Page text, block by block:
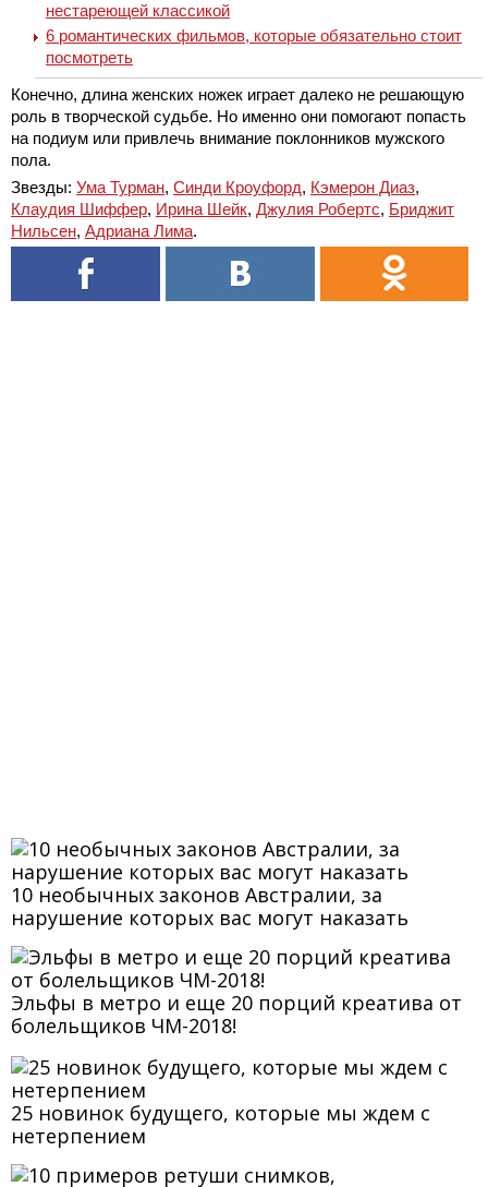
нестареющей классикой
6 романтических фильмов, которые обязательно стоит
посмотреть
Конечно, длина женских ножек играет далеко не решающую
роль в творческой судьбе. Но именно они помогают попасть
на подиум или привлечь внимание поклонников мужского
пола.
Звезды: Ума Турман, Синди Кроуфорд, Кэмерон Диаз,
Клаудия Шиффер, Ирина Шейк, Джулия Робертс, Бриджит
Нильсен, Адриана Лима.
10 необычных законов Австралии, за
нарушение которых вас могут наказать
Эльфы в метро и еще 20 порций креатива от
болельщиков ЧМ-2018!
25 новинок будущего, которые мы ждем с
нетерпением